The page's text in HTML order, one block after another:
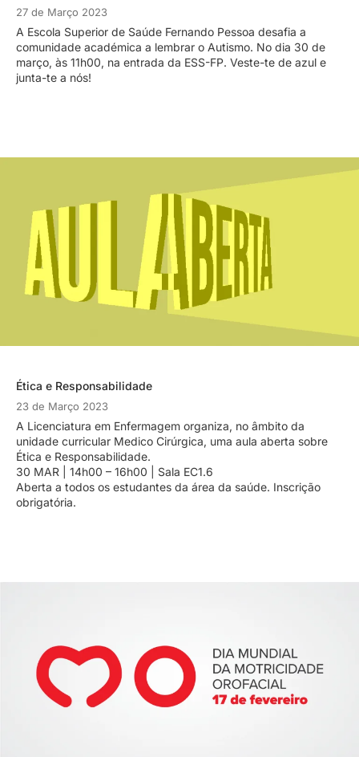
27 de Março 2023
A Escola Superior de Saúde Fernando Pessoa desafia a
comunidade académica a lembrar o Autismo. No dia 30 de
março, às 11h00, na entrada da ESS-FP. Veste-te de azul e
junta-te a nós!
Ética e Responsabilidade
23 de Março 2023
A Licenciatura em Enfermagem organiza, no âmbito da
unidade curricular Medico Cirúrgica, uma aula aberta sobre
Ética e Responsabilidade.
30 MAR | 14h00 – 16h00 | Sala EC1.6
Aberta a todos os estudantes da área da saúde. Inscrição
obrigatória.